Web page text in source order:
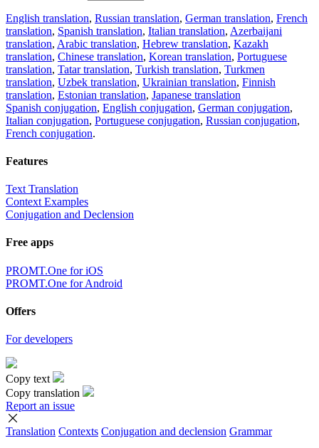
English translation, Russian translation, German translation, French
translation, Spanish translation, Italian translation, Azerbaijani
translation, Arabic translation, Hebrew translation, Kazakh
translation, Chinese translation, Korean translation, Portuguese
translation, Tatar translation, Turkish translation, Turkmen
translation, Uzbek translation, Ukrainian translation, Finnish
translation, Estonian translation, Japanese translation
Spanish conjugation, English conjugation, German conjugation,
Italian conjugation, Portuguese conjugation, Russian conjugation,
French conjugation.
Features
Text Translation
Context Examples
Conjugation and Declension
Free apps
PROMT.One for iOS
PROMT.One for Android
Offers
For developers
Copy text
Copy translation
Report an issue
Translation Contexts Conjugation and declension Grammar